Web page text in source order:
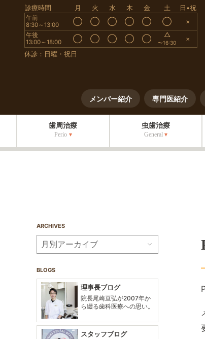
診療時間 月 火 水 木 金 土 日•祝
午前
8:30～13:00
◯ ◯ ◯ ◯ ◯ ◯ ×
午後
13:00～18:00
◯ ◯ ◯ ◯ ◯ △
〜16:30
×
休診：日曜・祝日
メンバー紹介 専門医紹介
歯周治療
Perio
虫歯治療
General
ARCHIVES
BLOGS
理事長ブログ
院長尾崎亘弘が2007年か
ら綴る歯科医療への思い。
スタッフブログ